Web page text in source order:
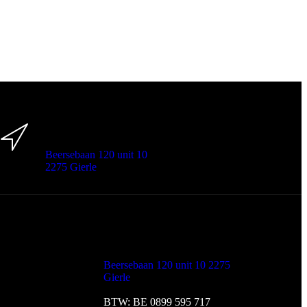
Beersebaan 120 unit 10
2275 Gierle
Beersebaan 120 unit 10 2275
Gierle
BTW: BE 0899 595 717